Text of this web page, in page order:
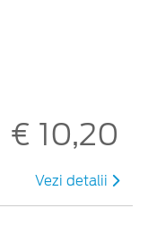
€ 10,20
Vezi detalii